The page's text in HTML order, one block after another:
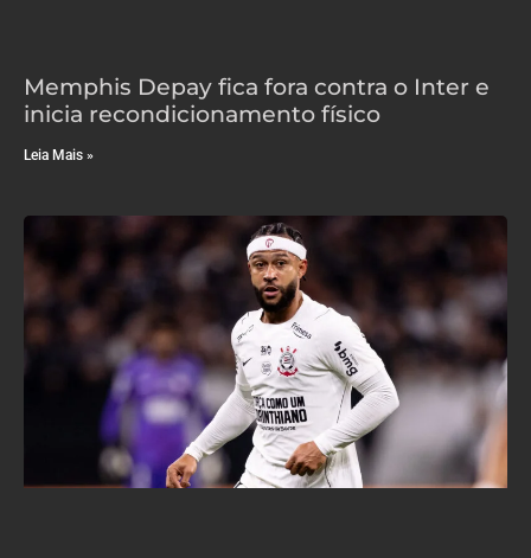
Memphis Depay fica fora contra o Inter e
inicia recondicionamento físico
Leia Mais »